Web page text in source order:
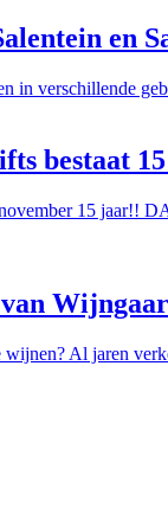
en
in verschillende
bestaat
15 jaar!!
wijnen? Al jaren